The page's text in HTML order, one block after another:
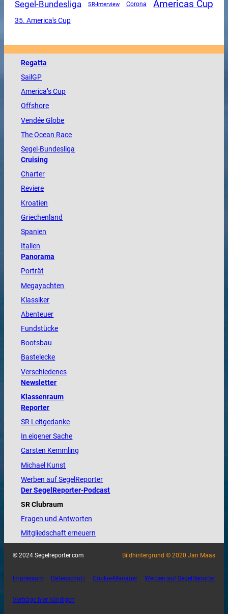
Segel-Bundesliga SR-Interview Corona Americas Cup
35. America's Cup
Regatta
SailGP
America’s Cup
Offshore
VendéeGlobe
TheOcean Race
Segel-Bundesliga
Cruising
Charter
Reviere
Kroatien
Griechenland
Spanien
Italien
Panorama
Porträt
Megayachten
Klassiker
Abenteuer
Fundstücke
Bootsbau
Bastelecke
Verschiedenes
Newsletter
Klassenraum
Reporter
SR Leitgedanke
In eigener Sache
Carsten Kemmling
Michael Kunst
Werben auf SegelReporter
Der SegelReporter-Podcast
SR Clubraum
Fragen und Antworten
Mitgliedschaft erneuern
© 2024 Segelreporter.com Bildhintergrund © 2020 Jan Maas
Impressum Datenschutz Cookie-Manager Werben auf SegelReporter
Verträge hier kündigen